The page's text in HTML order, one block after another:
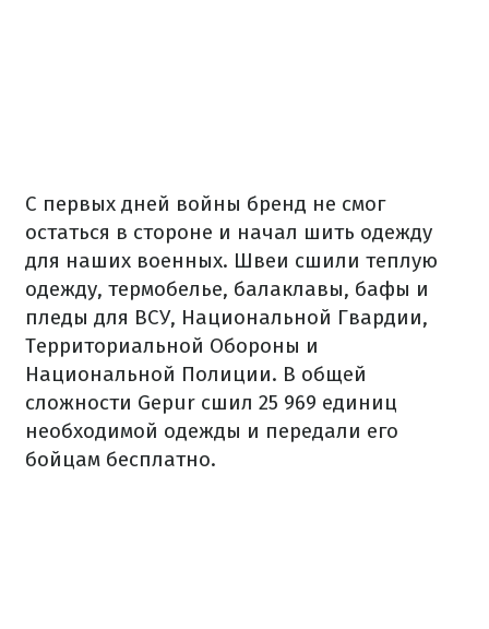
С первых дней войны бренд не смог
остаться в стороне и начал шить одежду
для наших военных. Швеи сшили теплую
одежду, термобелье, балаклавы, бафы и
пледы для ВСУ, Национальной Гвардии,
Территориальной Обороны и
Национальной Полиции. В общей
сложности Gepur сшил 25 969 единиц
необходимой одежды и передали его
бойцам бесплатно.